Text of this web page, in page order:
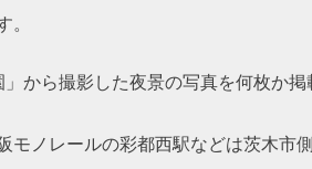
から撮影した夜景の写真を何枚か掲
ノレールの彩都西駅などは茨木市側